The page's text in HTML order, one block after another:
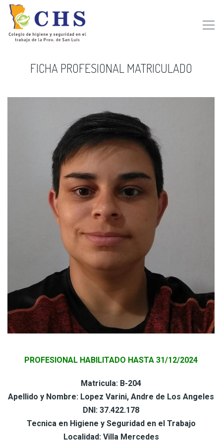
FICHA PROFESIONAL MATRICULADO
PROFESIONAL HABILITADO HASTA 31/12/2024
Matricula: B-204
Apellido y Nombre: Lopez Varini, Andre de Los Angeles
DNI: 37.422.178
Tecnica en Higiene y Seguridad en el Trabajo
Localidad: Villa Mercedes